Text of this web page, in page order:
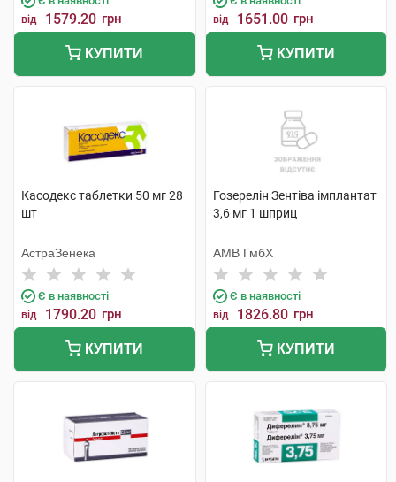
від 1579.20 грн
КУПИТИ
від 1651.00 грн
КУПИТИ
Касодекс таблетки 50 мг 28
шт
АстраЗенека
Є в наявності
від 1790.20 грн
КУПИТИ
Гозерелін Зентіва імплантат
3,6 мг 1 шприц
АМВ ГмбХ
Є в наявності
від 1826.80 грн
КУПИТИ